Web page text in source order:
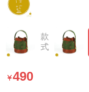
款
式
490